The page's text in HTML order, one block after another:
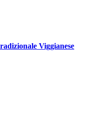
Viggianese